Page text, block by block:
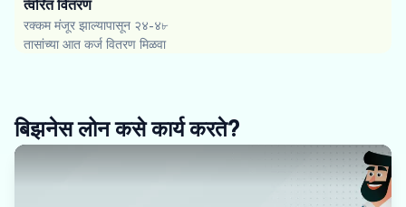
त्वरित वितरण
रक्कम मंजूर झाल्यापासून २४-४৮
तासांच्या आत कर्ज वितरण मिळवा
बिझनेस लोन कसे कार्य करते?